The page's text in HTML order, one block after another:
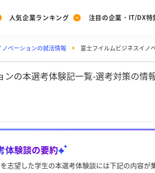
[27卒] 本選考体験記投
人気企業ランキング
見る
みんなのDX企業就職ブ
注目の企業・IT/DX特
集
ベーションの就活情報 富士フイルムビジネスイノ
の本選考体験記一覧-選考対策の情
体験談の要約
志望した学生の本選考体験談には下記の内容が